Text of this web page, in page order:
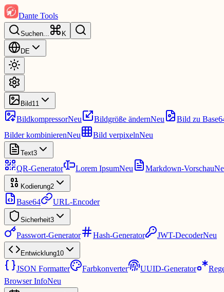
Dante Tools
Suchen... K
DE
Bild11
BildkompressorNeu Bildgröße ändernNeu Bild zu
Bilder kombinierenNeu Bild verpixelnNeu
Text3
QR-Generator Lorem IpsumNeu Markdown-Vorschau
Kodierung2
Base64 URL-Encoder
Sicherheit3
Passwort-Generator Hash-Generator JWT-DecoderNeu
Entwicklung10
JSON Formatter Farbkonverter UUID-Generator
Browser InfoNeu